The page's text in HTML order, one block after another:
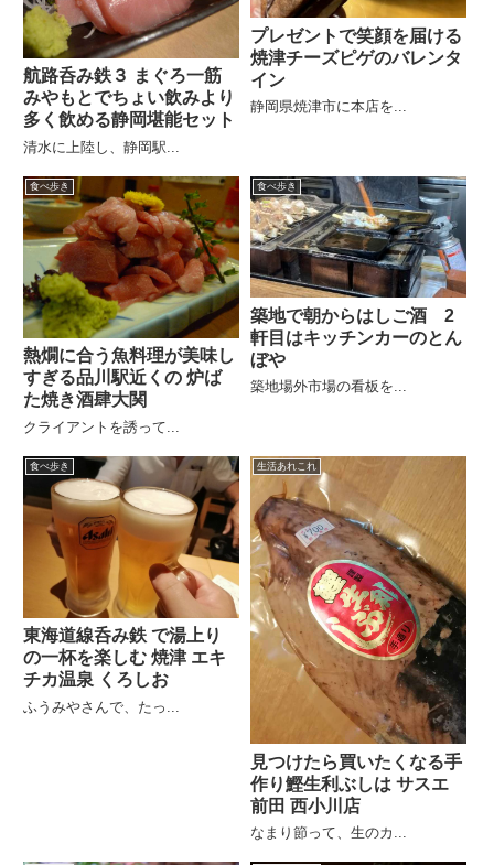
航路呑み鉄３ まぐろ一筋
みやもとでちょい飲みより
多く飲める静岡堪能セット
清水に上陸し、静岡駅...
プレゼントで笑顔を届ける
焼津チーズピゲのバレンタ
イン
静岡県焼津市に本店を...
食べ歩き
熱燗に合う魚料理が美味し
すぎる品川駅近くの 炉ば
た焼き酒肆大関
クライアントを誘って...
食べ歩き
築地で朝からはしご酒 2
軒目はキッチンカーのとん
ぼや
築地場外市場の看板を...
食べ歩き
東海道線呑み鉄 で湯上り
の一杯を楽しむ 焼津 エキ
チカ温泉 くろしお
ふうみやさんで、たっ...
生活あれこれ
見つけたら買いたくなる手
作り鰹生利ぶしは サスエ
前田 西小川店
なまり節って、生のカ...